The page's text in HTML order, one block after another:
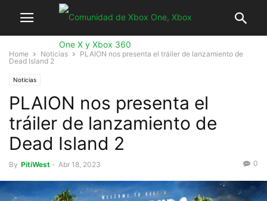
Home Noticias
PLAION nos presenta el tráiler de lanzamiento de
Dead Island 2
Noticias
PLAION nos presenta el
tráiler de lanzamiento de
Dead Island 2
By PitiWest - Abr 18, 2023 0